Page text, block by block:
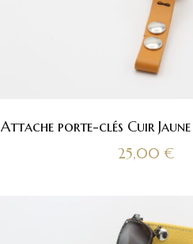
Attache porte-clés Cuir Jaune
25,00 €